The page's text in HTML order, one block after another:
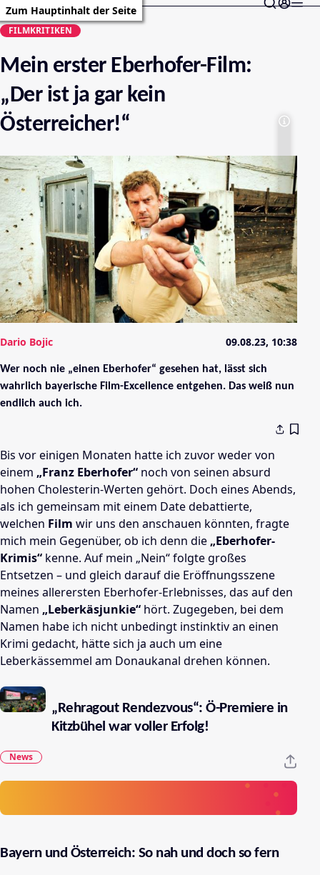
Zum Hauptinhalt der Seite
FILMKRITIKEN
Mein erster Eberhofer-Film:
„Der ist ja gar kein
Österreicher!“
Dario Bojic 09.08.23, 10:38
Wer noch nie „einen Eberhofer“ gesehen hat, lässt sich
wahrlich bayerische Film-Excellence entgehen. Das weiß nun
endlich auch ich.
Bis vor einigen Monaten hatte ich zuvor weder von
einem „Franz Eberhofer“ noch von seinen absurd
hohen Cholesterin-Werten gehört. Doch eines Abends,
als ich gemeinsam mit einem Date debattierte,
welchen Film wir uns den anschauen könnten, fragte
mich mein Gegenüber, ob ich denn die „Eberhofer-
Krimis“ kenne. Auf mein „Nein“ folgte großes
Entsetzen – und gleich darauf die Eröffnungsszene
meines allerersten Eberhofer-Erlebnisses, das auf den
Namen „Leberkäsjunkie“ hört. Zugegeben, bei dem
Namen habe ich nicht unbedingt instinktiv an einen
Krimi gedacht, hätte sich ja auch um eine
Leberkässemmel am Donaukanal drehen können.
„Rehragout Rendezvous“: Ö-Premiere in
Kitzbühel war voller Erfolg!
News
Bayern und Österreich: So nah und doch so fern